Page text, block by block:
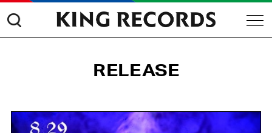
RELEASE